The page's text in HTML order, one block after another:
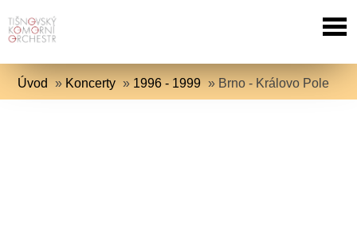
Úvod » Koncerty » 1996 - 1999 » Brno - Královo Pole